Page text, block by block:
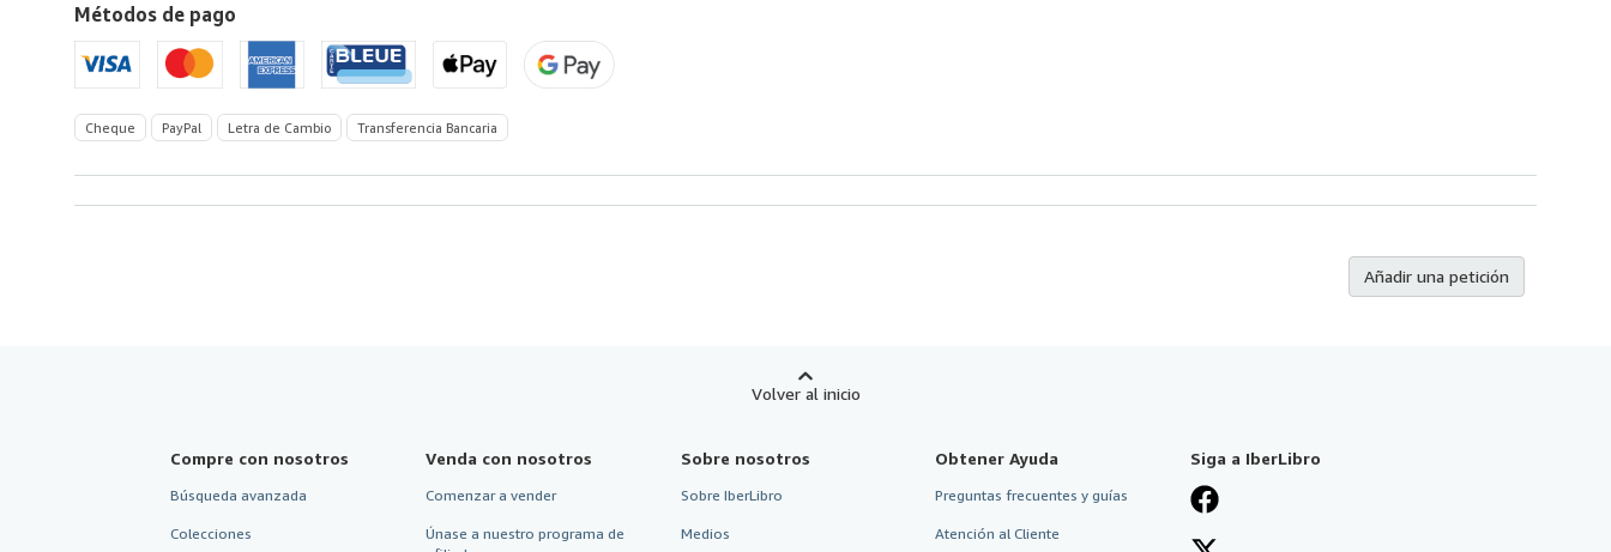
Estados
Unidos
de
America
Métodos de pago
Cheque PayPal Letra de Cambio Transferencia Bancaria
Añadir una petición
Volver al inicio
Compre con nosotros
Búsqueda avanzada
Colecciones
Venda con nosotros
Comenzar a vender
Únase a nuestro programa de
Sobre nosotros
Sobre IberLibro
Medios
Obtener Ayuda
Preguntas frecuentes y guías
Atención al Cliente
Siga a IberLibro